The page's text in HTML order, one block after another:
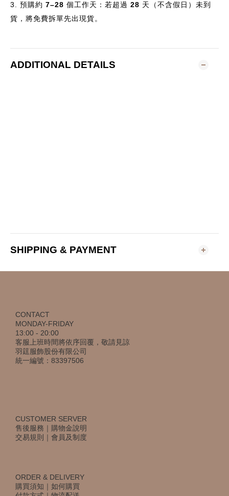
3.
預購約 7–28 個工作天：若超過 28 天（不含假日）未到
貨，將免費拆單先出現貨。
ADDITIONAL DETAILS
SHIPPING & PAYMENT
CONTACT
MONDAY-FRIDAY
13:00 - 20:00
客服上班時間將依序回覆，敬請見諒
羽筳服飾股份有限公司
統一編號：83397506
CUSTOMER SERVER
售後服務 ｜ 購物金說明
交易規則
｜ 會員及制度
ORDER & DELIVERY
購買須知 ｜ 如何購買